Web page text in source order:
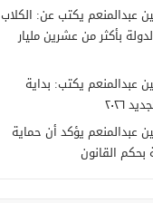
عبدالمنعم يكتب عن: الكلاب
بأكثر من عشرين مليار
عبدالمنعم يكتب: بداية
٢٠٢٦
عبدالمنعم يؤكد أن حماية
بحكم القانون